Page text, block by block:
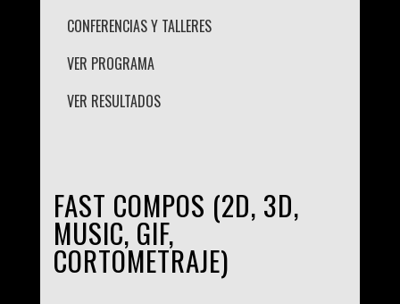
CONFERENCIAS Y TALLERES
VER PROGRAMA
VER RESULTADOS
FAST COMPOS (2D, 3D,
MUSIC, GIF,
CORTOMETRAJE)